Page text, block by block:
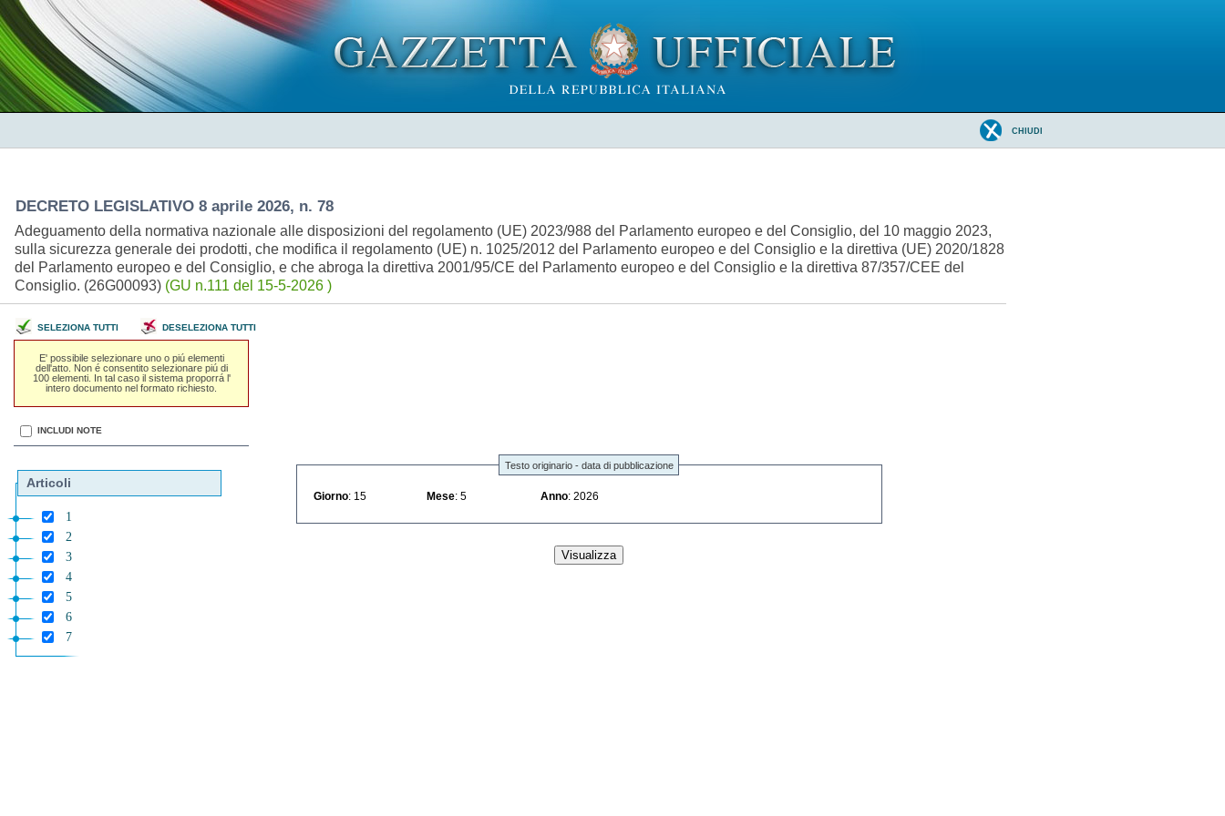
CHIUDI
DECRETO LEGISLATIVO 8 aprile 2026, n. 78
Adeguamento della normativa nazionale alle disposizioni del regolamento (UE) 2023/988 del Parlamento europeo e del Consiglio, del 10 maggio 2023,
sulla sicurezza generale dei prodotti, che modifica il regolamento (UE) n. 1025/2012 del Parlamento europeo e del Consiglio e la direttiva (UE) 2020/1828
del Parlamento europeo e del Consiglio, e che abroga la direttiva 2001/95/CE del Parlamento europeo e del Consiglio e la direttiva 87/357/CEE del
Consiglio. (26G00093) (GU n.111 del 15-5-2026 )
SELEZIONA TUTTI DESELEZIONA TUTTI
E' possibile selezionare uno o piú elementi
dell'atto. Non é consentito selezionare piú di
100 elementi. In tal caso il sistema proporrá l'
intero documento nel formato richiesto.
INCLUDI NOTE
Articoli
1
2
3
4
5
6
7
Testo originario - data di pubblicazione
Giorno : 15 Mese : 5 Anno : 2026